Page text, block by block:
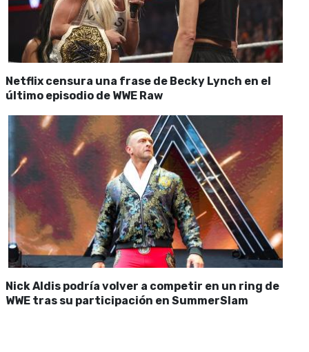
Netflix censura una frase de Becky Lynch en el
último episodio de WWE Raw
Nick Aldis podría volver a competir en un ring de
WWE tras su participación en SummerSlam